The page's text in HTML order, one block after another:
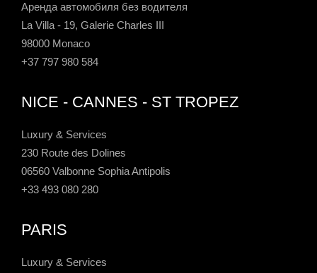
Аренда автомобиля без водителя
La Villa - 19, Galerie Charles III
98000 Monaco
+37 797 980 584
NICE - CANNES - ST TROPEZ
Luxury & Services
230 Route des Dolines
06560 Valbonne Sophia Antipolis
+33 493 080 280
PARIS
Luxury & Services